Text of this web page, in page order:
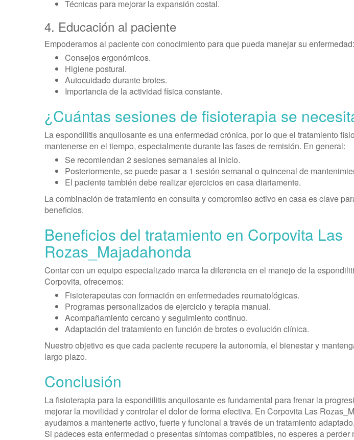
Técnicas para mejorar la expansión costal.
4. Educación al paciente
Empoderamos al paciente con conocimiento para que pueda manejar su enfermedad:
Consejos ergonómicos.
Higiene postural.
Autocuidado durante brotes.
Importancia de la actividad física constante.
¿Cuántas sesiones de fisioterapia se
La espondilitis anquilosante es una enfermedad crónica, por lo que el tratamiento
mantenerse en el tiempo, especialmente durante las fases de remisión. En general:
Se recomiendan 2 sesiones semanales al inicio.
Posteriormente, se puede pasar a 1 sesión semanal o quincenal de
El paciente también debe realizar ejercicios en casa diariamente.
La combinación de tratamiento en consulta y compromiso activo en casa es clave
beneficios.
Beneficios del tratamiento en Corpovita Las
Rozas_Majadahonda
Contar con un equipo especializado marca la diferencia en el manejo de la
Corpovita, ofrecemos:
Fisioterapeutas con formación en enfermedades reumatológicas.
Programas personalizados de ejercicio y terapia manual.
Acompañamiento cercano y seguimiento continuo.
Adaptación del tratamiento en función de brotes o evolución clínica.
Nuestro objetivo es que cada paciente recupere la autonomía, el bienestar y
largo plazo.
Conclusión
La fisioterapia para la espondilitis anquilosante es fundamental para frenar la
mejorar la movilidad y controlar el dolor de forma efectiva. En Corpovita Las
ayudamos a mantenerte activo, fuerte y funcional a través de un tratamiento
Si padeces esta enfermedad o presentas síntomas compatibles, no esperes a